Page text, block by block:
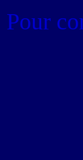
Pour